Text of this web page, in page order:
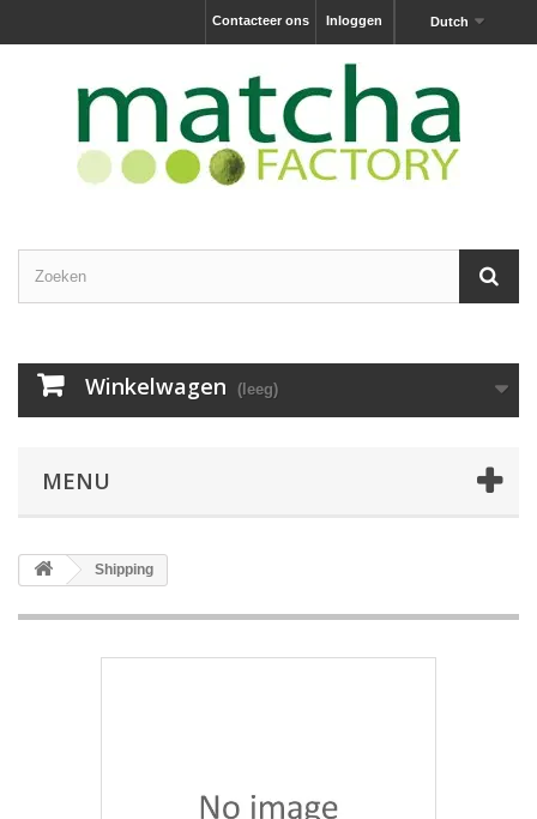
Dutch
Inloggen
Contacteer ons
Winkelwagen (leeg)
MENU
Shipping